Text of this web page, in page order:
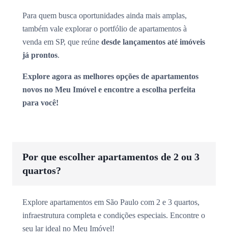
Para quem busca oportunidades ainda mais amplas,
também vale explorar o portfólio de apartamentos à
venda em SP, que reúne desde lançamentos até imóveis
já prontos.
Explore agora as melhores opções de apartamentos
novos no Meu Imóvel e encontre a escolha perfeita
para você!
Por que escolher apartamentos de 2 ou 3
quartos?
Explore apartamentos em São Paulo com 2 e 3 quartos,
infraestrutura completa e condições especiais. Encontre o
seu lar ideal no Meu Imóvel!